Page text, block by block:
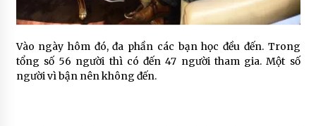
Vào ngày hôm đó, đa phần các bạn học đều đến. Trong
tổng số 56 người thì có đến 47 người tham gia. Một số
người vì bận nên không đến.